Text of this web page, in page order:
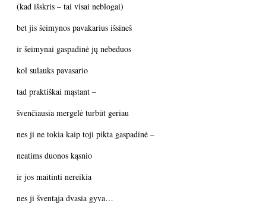
(kad išskris – tai visai neblogai)
bet jis šeimynos pavakarius išsineš
ir šeimynai gaspadinė jų nebeduos
kol sulauks pavasario
tad praktiškai mąstant –
švenčiausia mergelė turbūt geriau
nes ji ne tokia kaip toji pikta gaspadinė –
neatims duonos kąsnio
ir jos maitinti nereikia
nes ji šventąja dvasia gyva…